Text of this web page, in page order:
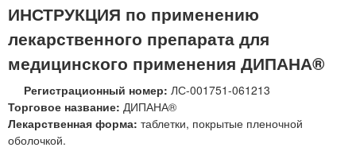
ИНСТРУКЦИЯ по применению
лекарственного препарата для
медицинского применения ДИПАНА®
Регистрационный номер: ЛС-001751-061213
Торговое название: ДИПАНА®
Лекарственная форма: таблетки, покрытые пленочной
оболочкой.